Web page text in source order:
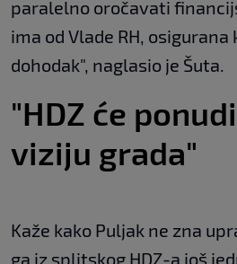
paralelno oročavati
ima od Vlade RH, osigurana
dohodak", naglasio je Šuta.
"HDZ će
viziju grada"
Kaže kako Puljak ne zna
ga iz splitskog HDZ-a još